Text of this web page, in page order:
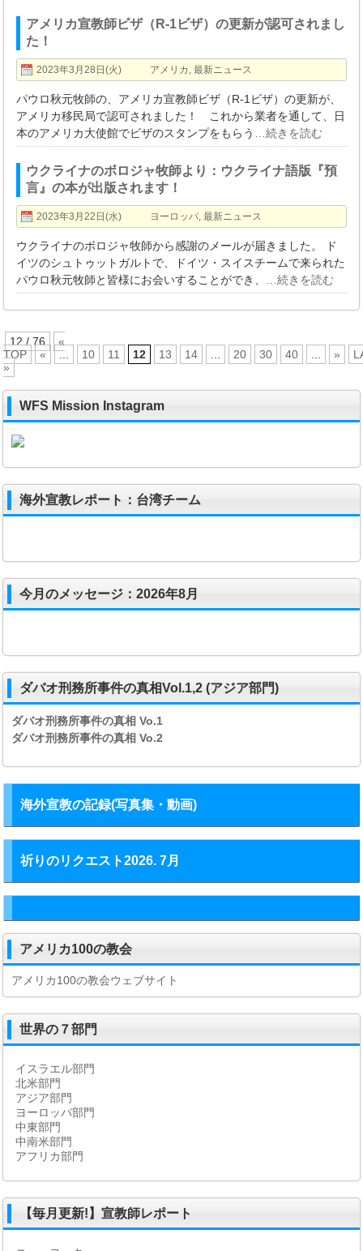
アメリカ宣教師ビザ（R-1ビザ）の更新が認可されまし
た！
2023年3月28日(火) アメリカ ,最新ニュース
パウロ秋元牧師の、アメリカ宣教師ビザ（R-1ビザ）の更新が、
アメリカ移民局で認可されました！ これから業者を通して、日
本のアメリカ大使館でビザのスタンプをもらう
…続きを読む
ウクライナのボロジャ牧師より：ウクライナ語版『預
言』の本が出版されます！
2023年3月22日(水) ヨーロッパ,最新ニュース
ウクライナのボロジャ牧師から感謝のメールが届きました。 ド
イツのシュトゥットガルトで、ドイツ・スイスチームで来られた
パウロ秋元牧師と皆様にお会いすることができ、
…続きを読む
12 / 76
«
TOP
« ... 10 11 12 13 14 20 30 40 »
»
WFS Mission Instagram
海外宣教レポート：台湾チーム
今月のメッセージ：2026年8月
ダバオ刑務所事件の真相Vol.1,2 (アジア部門)
ダバオ刑務所事件の真相Vo.1
ダバオ刑務所事件の真相Vo.2
海外宣教の記録(写真集・動画)
祈りのリクエスト2026. 7月
アメリカ100の教会
アメリカ100の教会ウェブサイト
世界の７部門
イスラエル部門
北米部門
アジア部門
ヨーロッパ部門
中東部門
中南米部門
アフリカ部門
【毎月更新!】宣教師レポート